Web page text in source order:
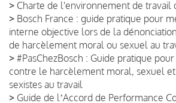
> Charte de l'environnement de travail
> Bosch France : guide pratique pour
interne objective lors de la
de harcèlement moral ou sexuel au
> #PasChezBosch : Guide pratique
contre le harcèlement moral, sexuel
sexistes au travail
> Guide de lʼAccord de Performance